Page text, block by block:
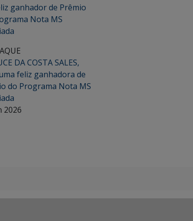
ganhador de Prêmio
Nota MS
DA COSTA SALES,
feliz ganhadora de
do Programa Nota MS
2026